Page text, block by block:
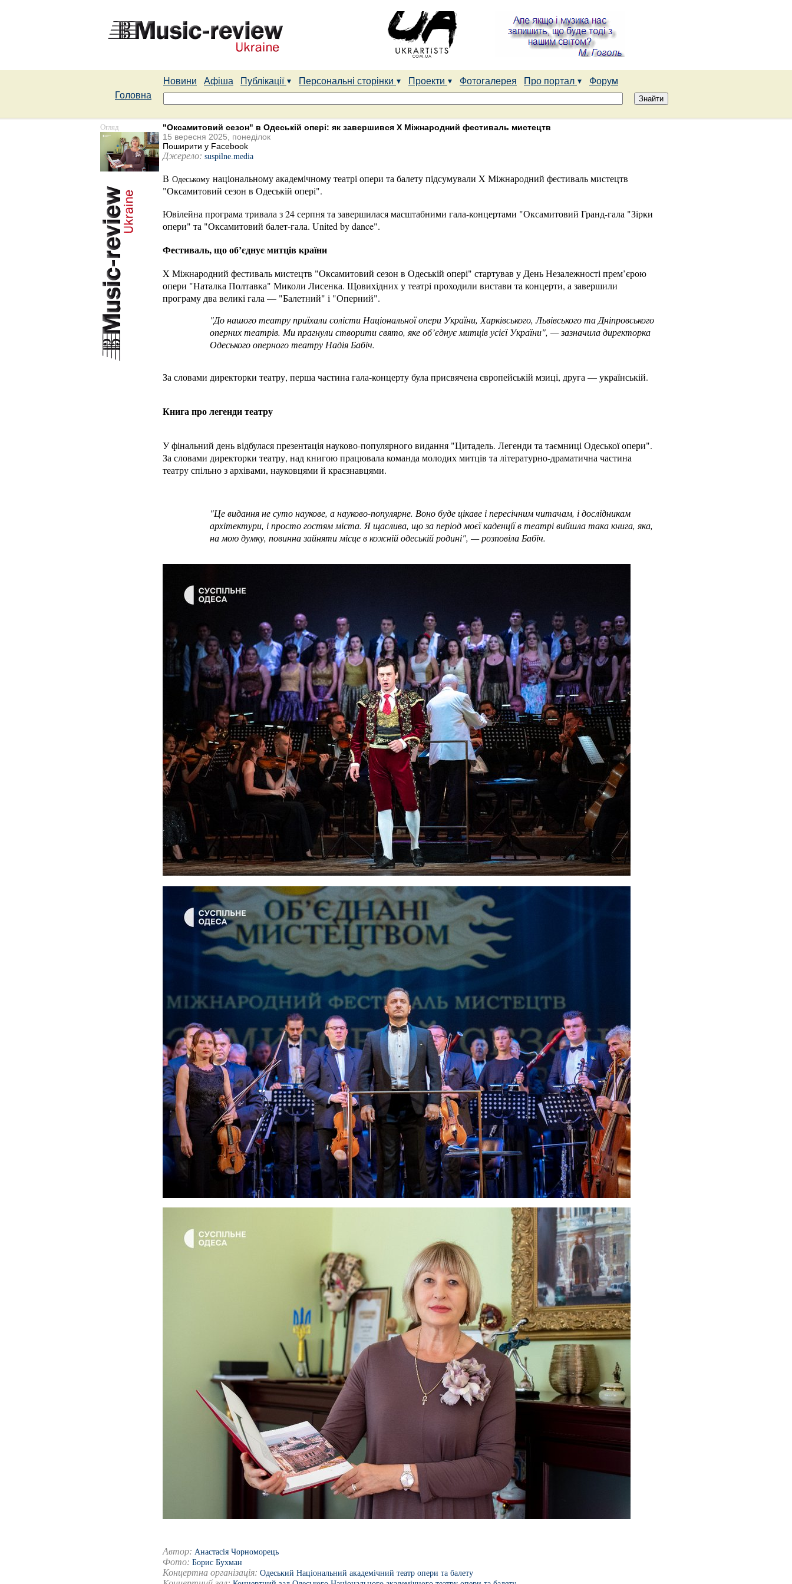
Новини Афіша Публікації Персональні сторінки Проекти Фотогалерея Про портал
Форум
Головна
Огляд
"Оксамитовий сезон" в Одеській опері: як завершився Х Міжнародний фестиваль мистецтв
15 вересня 2025, понеділок
Поширити у Facebook
Джерело: suspilne.media
В Одеському національному академічному театрі опери та балету підсумували X Міжнародний фестиваль мистецтв
"Оксамитовий сезон в Одеській опері".
Ювілейна програма тривала з 24 серпня та завершилася масштабними гала-концертами "Оксамитовий Гранд-гала "Зірки
опери" та "Оксамитовий балет-гала. United by dance".
Фестиваль, що об’єднує митців країни
X Міжнародний фестиваль мистецтв "Оксамитовий сезон в Одеській опері" стартував у День Незалежності прем’єрою
опери "Наталка Полтавка" Миколи Лисенка. Щовихідних у театрі проходили вистави та концерти, а завершили
програму два великі гала — "Балетний" і "Оперний".
"До нашого театру приїхали солісти Національної опери України, Харківського, Львівського та Дніпровського
оперних театрів. Ми прагнули створити свято, яке об’єднує митців усієї України", — зазначила директорка
Одеського оперного театру Надія Бабіч.
За словами директорки театру, перша частина гала-концерту була присвячена європейській мзиці, друга — українській.
Книга про легенди театру
У фінальний день відбулася презентація науково-популярного видання "Цитадель. Легенди та таємниці Одеської опери".
За словами директорки театру, над книгою працювала команда молодих митців та літературно-драматична частина
театру спільно з архівами, науковцями й краєзнавцями.
"Це видання не суто наукове, а науково-популярне. Воно буде цікаве і пересічним читачам, і дослідникам
архітектури, і просто гостям міста. Я щаслива, що за період моєї каденції в театрі вийшла така книга, яка,
на мою думку, повинна зайняти місце в кожній одеській родині", — розповіла Бабіч.
Автор: Анастасія Чорноморець
Фото: Борис Бухман
Концертна організація: Одеський Національний академічний театр опери та балету